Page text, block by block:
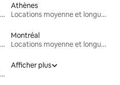
Locations moyenne et longue durée
Athènes
Locations moyenne et longue durée
Locations moyenne et longue durée
Montréal
Locations moyenne et longue durée
Locations moyenne et longue durée
Afficher plus